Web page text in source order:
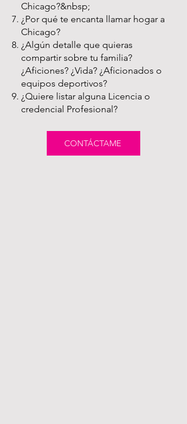
Chicago?&nbsp;
¿Por qué te encanta llamar hogar a
Chicago?
¿Algún detalle que quieras
compartir sobre tu familia?
¿Aficiones? ¿Vida? ¿Aficionados o
equipos deportivos?
¿Quiere listar alguna Licencia o
credencial Profesional?
CONTÁCTAME